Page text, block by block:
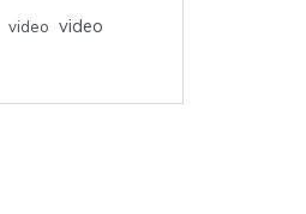
video video